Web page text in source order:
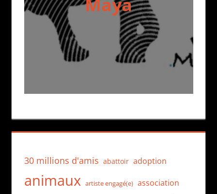
30 millions d'amis abattoir adoption
animaux artiste engagé(e) association